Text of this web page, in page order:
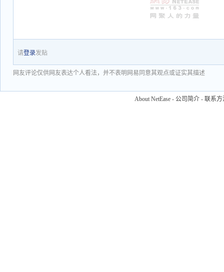
请登录发贴
网友评论仅供网友表达个人看法，并不表明网易同意其观点或证实其描述
About NetEase - 公司简介 - 联系方